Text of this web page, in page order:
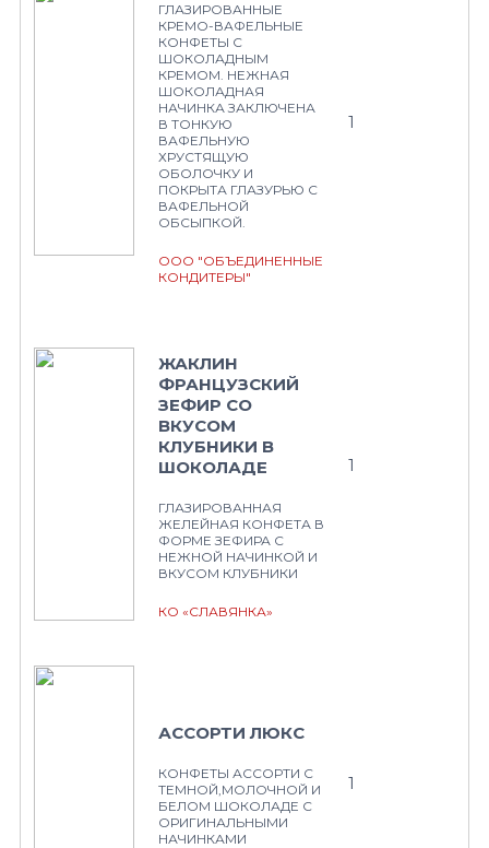
ГЛАЗИРОВАННЫЕ
КРЕМО-ВАФЕЛЬНЫЕ
КОНФЕТЫ С
ШОКОЛАДНЫМ
КРЕМОМ. НЕЖНАЯ
ШОКОЛАДНАЯ
НАЧИНКА ЗАКЛЮЧЕНА
В ТОНКУЮ
ВАФЕЛЬНУЮ
ХРУСТЯЩУЮ
ОБОЛОЧКУ И
ПОКРЫТА ГЛАЗУРЬЮ С
ВАФЕЛЬНОЙ
ОБСЫПКОЙ.
ООО "ОБЪЕДИНЕННЫЕ
КОНДИТЕРЫ"
1
ЖАКЛИН
ФРАНЦУЗСКИЙ
ЗЕФИР СО
ВКУСОМ
КЛУБНИКИ В
ШОКОЛАДЕ
ГЛАЗИРОВАННАЯ
ЖЕЛЕЙНАЯ КОНФЕТА В
ФОРМЕ ЗЕФИРА С
НЕЖНОЙ НАЧИНКОЙ И
ВКУСОМ КЛУБНИКИ
КО «СЛАВЯНКА»
1
АССОРТИ ЛЮКС
КОНФЕТЫ АССОРТИ С
ТЕМНОЙ,МОЛОЧНОЙ И
БЕЛОМ ШОКОЛАДЕ С
ОРИГИНАЛЬНЫМИ
НАЧИНКАМИ
1